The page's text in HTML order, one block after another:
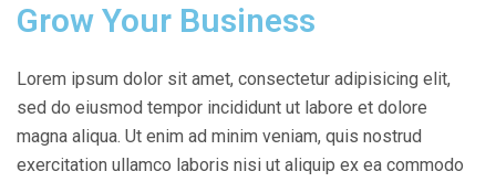
Grow Your Business
Lorem ipsum dolor sit amet, consectetur adipisicing elit,
sed do eiusmod tempor incididunt ut labore et dolore
magna aliqua. Ut enim ad minim veniam, quis nostrud
exercitation ullamco laboris nisi ut aliquip ex ea commodo